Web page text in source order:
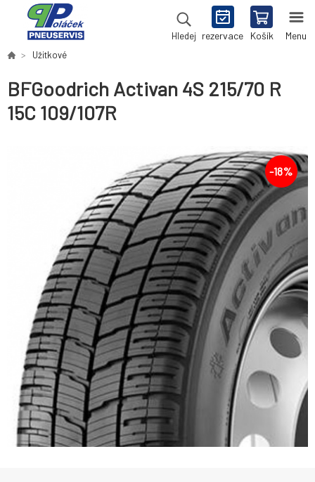
Hledej rezervace Košík Menu
Užitkové
BFGoodrich Activan 4S 215/70 R
15C 109/107R
-18%